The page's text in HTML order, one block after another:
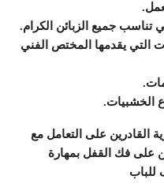
تناسب جميع الزبائن الكرام.
التي يقدمها المختص الفني
الخشبيات.
القادرين على التعامل مع
على فك القفل بمهارة
للباب